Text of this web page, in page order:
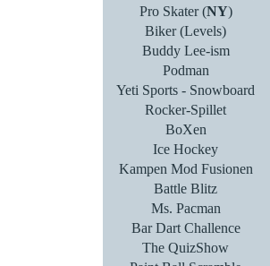
Pro Skater (NY)
Biker (Levels)
Buddy Lee-ism
Podman
Yeti Sports - Snowboard
Rocker-Spillet
BoXen
Ice Hockey
Kampen Mod Fusionen
Battle Blitz
Ms. Pacman
Bar Dart Challence
The QuizShow